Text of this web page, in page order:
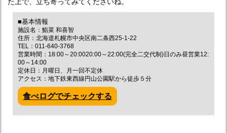
■基本情報
施設名：鮨菜 和喜智
住所：北海道札幌市中央区南二条西25-1-22
TEL：011-640-3768
営業時間：18:00～20:0020:00～22:00(完全二交代制)日のみ昼営業12:
00～14:00
定休日：月曜日、月一回不定休
アクセス：地下鉄東西線円山公園駅から徒歩５分
食べログでチェックする